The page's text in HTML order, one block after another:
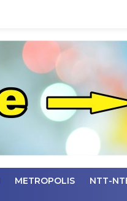
METROPOLIS NTT-